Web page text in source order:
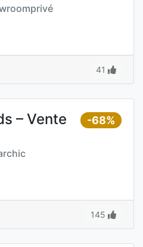
41
-68%
– Vente
145